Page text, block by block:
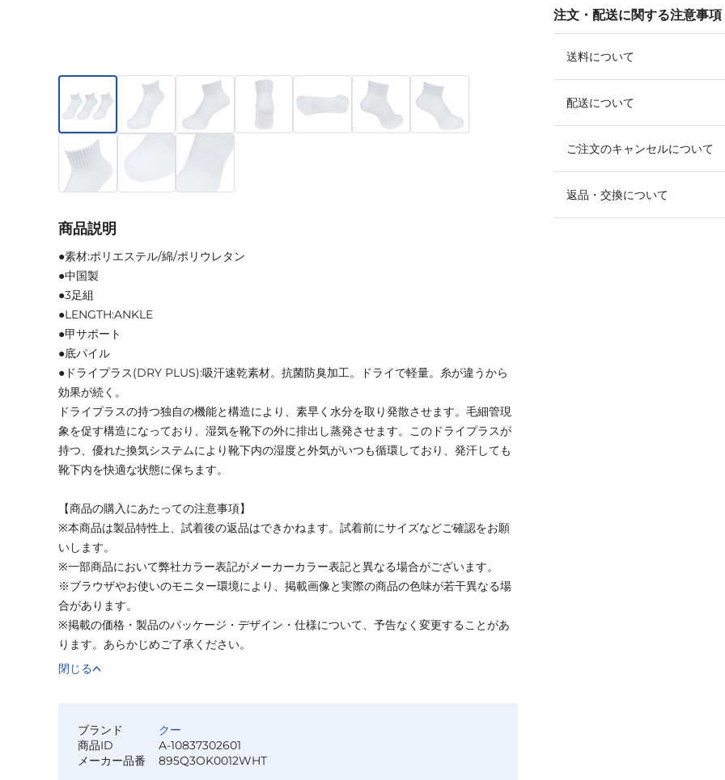
注文・配送に関する注意事項
送料について
配送について
ご注文のキャンセルについて
返品・交換について
商品説明
●素材:ポリエステル/綿/ポリウレタン
●中国製
●3足組
●LENGTH:ANKLE
●甲サポート
●底パイル
●ドライプラス(DRY PLUS):吸汗速乾素材。抗菌防臭加工。ドライで軽量。糸が違うから
効果が続く。
ドライプラスの持つ独自の機能と構造により、素早く水分を取り発散させます。毛細管現
象を促す構造になっており、湿気を靴下の外に排出し蒸発させます。このドライプラスが
持つ、優れた換気システムにより靴下内の湿度と外気がいつも循環しており、発汗しても
靴下内を快適な状態に保ちます。
【商品の購入にあたっての注意事項】
※本商品は製品特性上、試着後の返品はできかねます。試着前にサイズなどご確認をお願
いします。
※一部商品において弊社カラー表記がメーカーカラー表記と異なる場合がございます。
※ブラウザやお使いのモニター環境により、掲載画像と実際の商品の色味が若干異なる場
合があります。
※掲載の価格・製品のパッケージ・デザイン・仕様について、予告なく変更することがあ
ります。あらかじめご了承ください。
閉じる
ブランド
クー
商品ID
A-10837302601
メーカー品番
895Q3OK0012WHT